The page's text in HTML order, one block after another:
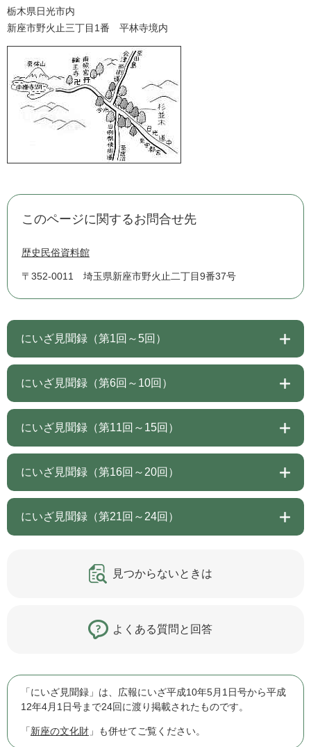
栃木県日光市内
新座市野火止三丁目1番 平林寺境内
このページに関するお問合せ先
歴史民俗資料館
〒352-0011 埼玉県新座市野火止二丁目9番37号
にいざ見聞録（第1回～5回）
にいざ見聞録（第6回～10回）
にいざ見聞録（第11回～15回）
にいざ見聞録（第16回～20回）
にいざ見聞録（第21回～24回）
見つからないときは
よくある質問と回答
「にいざ見聞録」は、広報にいざ平成10年5月1日号から平成
12年4月1日号まで24回に渡り掲載されたものです。
「新座の文化財 」も併せてご覧ください。